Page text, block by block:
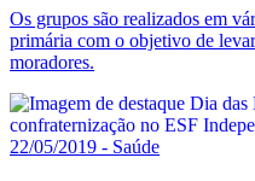
Os grupos são realizados em
primária com o objetivo de
moradores.
22/05/2019 - Saúde